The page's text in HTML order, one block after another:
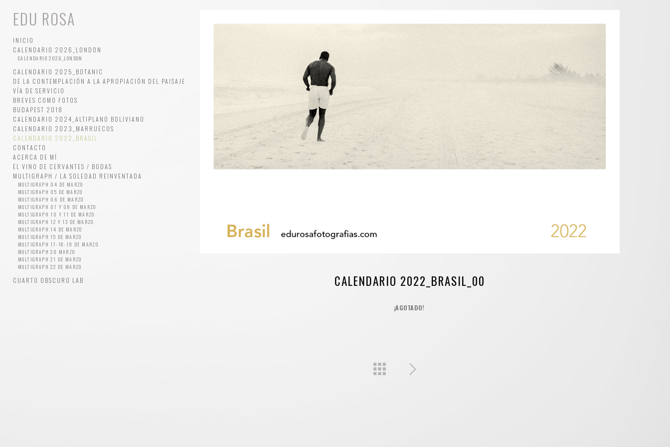
EDU ROSA
INICIO
CALENDARIO 2026_LONDON
CALENDARIO 2026_LONDON
CALENDARIO 2025_BOTANIC
DE LA CONTEMPLACIÓN A LA APROPIACIÓN DEL PAISAJE
VÍA DE SERVICIO
BREVES COMO FOTOS
BUDAPEST 2018
CALENDARIO 2024_ALTIPLANO BOLIVIANO
CALENDARIO 2023_MARRUECOS
CALENDARIO 2022_BRASIL
CONTACTO
ACERCA DE MÍ
EL VINO DE CERVANTES / BODAS
MULTIGRAPH / LA SOLEDAD REINVENTADA
MULTIGRAPH 04 DE MARZO
MULTIGRAPH 05 DE MARZO
MULTIGRAPH 06 DE MARZO
MULTIGRAPH 07 Y 08 DE MARZO
MULTIGRAPH 10 Y 11 DE MARZO
MULTIGRAPH 12 Y 13 DE MARZO
MULTIGRAPH 14 DE MARZO
MULTIGRAPH 15 DE MARZO
MULTIGRAPH 17-18-19 DE MARZO
MULTIGRAPH 20 MARZO
MULTIGRAPH 21 DE MARZO
MULTIGRAPH 22 DE MARZO
CUARTO OBSCURO LAB CALENDARIO 2022_BRASIL_00
¡AGOTADO!